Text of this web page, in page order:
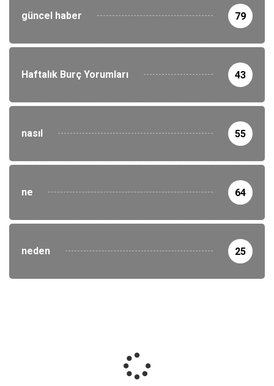
güncel haber 79
Haftalık Burç Yorumları 43
nasıl 55
ne 64
neden 25